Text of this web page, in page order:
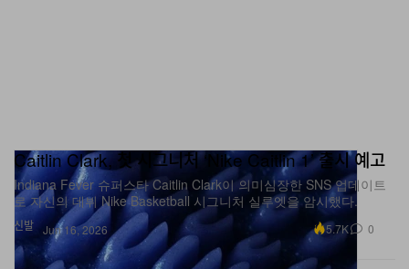
신발
Caitlin Clark, 첫 시그니처 ‘Nike Caitlin 1’ 출시 예고
Indiana Fever 슈퍼스타 Caitlin Clark이 의미심장한 SNS 업데이트
로 자신의 데뷔 Nike Basketball 시그니처 실루엣을 암시했다.
Jun 16, 2026 5.7K 0